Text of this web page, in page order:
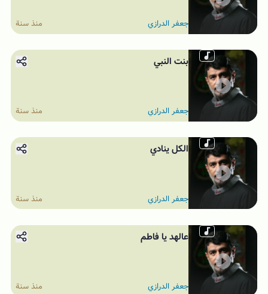
جعفر الدرازي منذ سنة
بنت النبي
جعفر الدرازي منذ سنة
الكل ينادي
جعفر الدرازي منذ سنة
عالهد يا فاطم
جعفر الدرازي منذ سنة